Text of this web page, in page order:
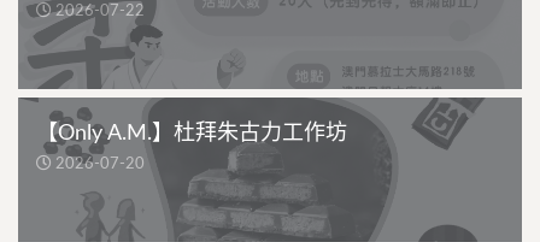
2026-07-22
【Only A.M.】杜拜朱古力工作坊
2026-07-20